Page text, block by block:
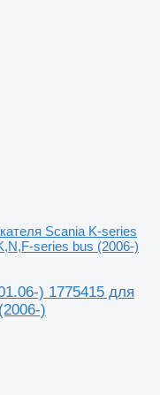
Scania K-series
series bus (2006-)
) 1775415 для
)